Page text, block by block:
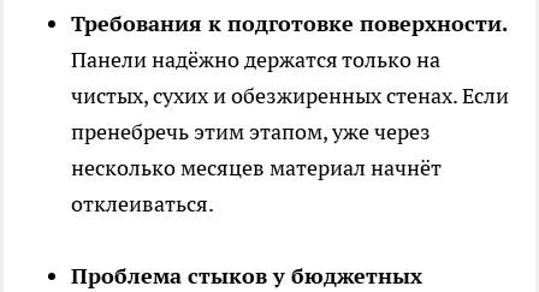
Требования к подготовке поверхности.
Панели надёжно держатся только на
чистых, сухих и обезжиренных стенах. Если
пренебречь этим этапом, уже через
несколько месяцев материал начнёт
отклеиваться.
Проблема стыков у бюджетных